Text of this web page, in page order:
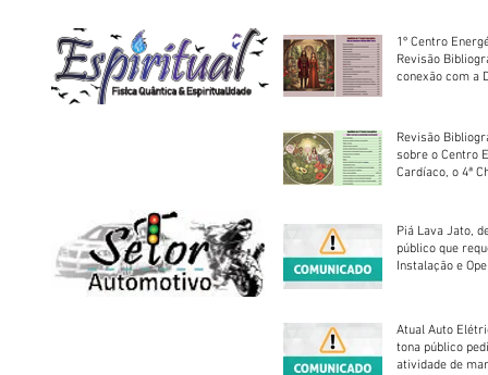
1º Centro
Revisão
conexão com a
Revisão
sobre o Centro
Cardíaco, o 4ª
Piá Lava Jato,
público que
Instalação e
Atual Auto
tona público
atividade de